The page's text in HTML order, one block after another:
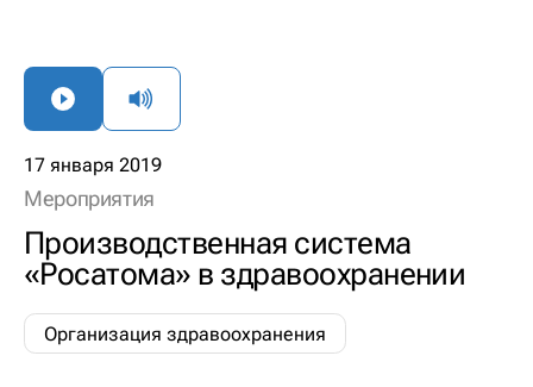
17 января 2019
Мероприятия
Производственная система
«Росатома» в здравоохранении
Организация здравоохранения